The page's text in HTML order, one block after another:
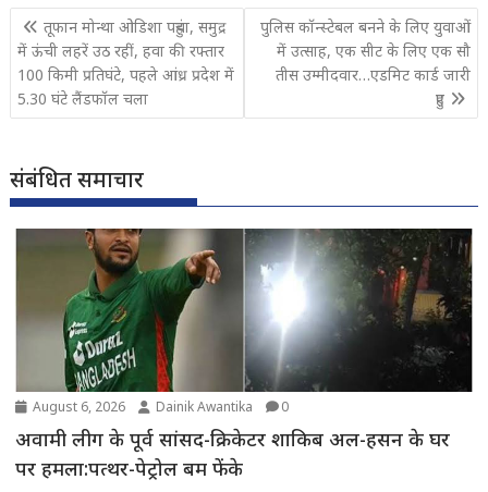
Post
navigation
तूफान मोन्था ओडिशा पहुंचा, समुद्र
में ऊंची लहरें उठ रहीं, हवा की रफ्तार
100 किमी प्रतिघंटे, पहले आंध्र प्रदेश में
5.30 घंटे लैंडफॉल चला
पुलिस कॉन्स्टेबल बनने के लिए युवाओं
में उत्साह, एक सीट के लिए एक सौ
तीस उम्मीदवार…एडमिट कार्ड जारी
हुए
संबंधित समाचार
August 6, 2026 Dainik Awantika 0
अवामी लीग के पूर्व सांसद-क्रिकेटर शाकिब अल-हसन के घर
पर हमला:पत्थर-पेट्रोल बम फेंके